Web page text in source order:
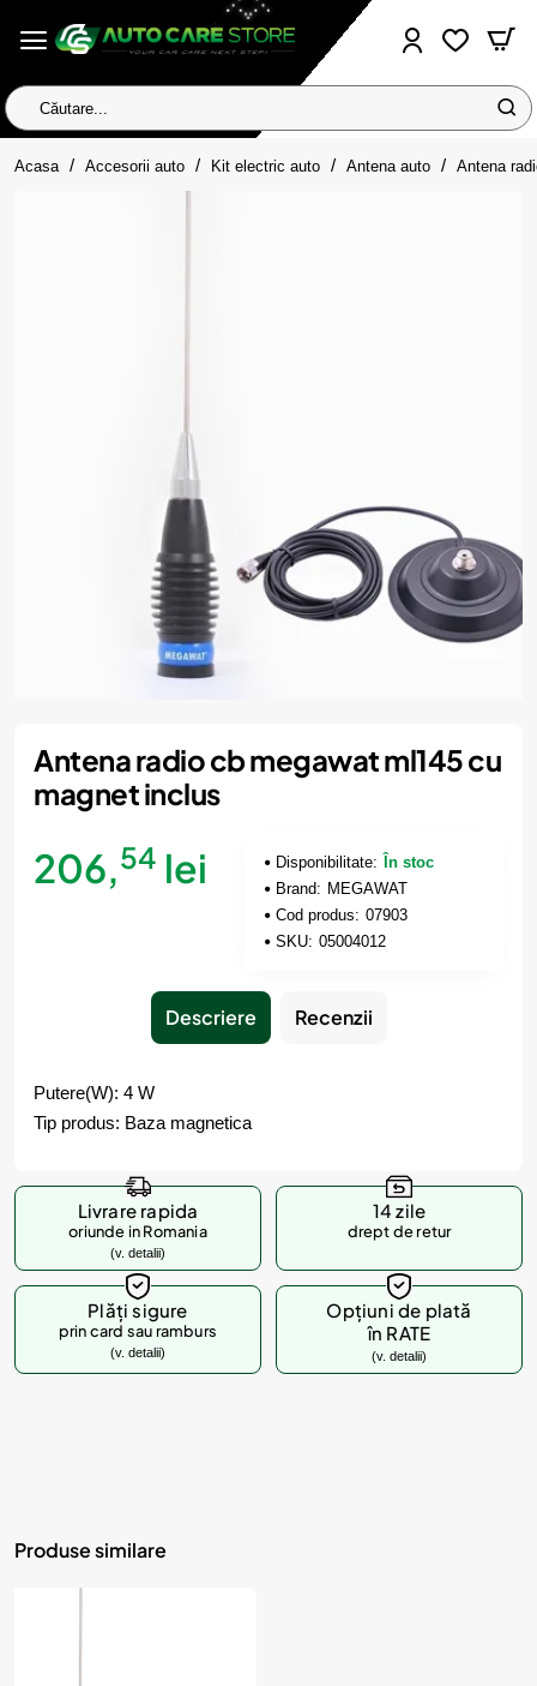
Căutare...
Acasa homeAccesorii auto Kit electric auto Antena auto Antena
Antena radio cb megawat ml145 cu
magnet inclus
206,54 lei Disponibilitate:
În stoc
Brand: MEGAWAT
Cod produs: 07903
SKU: 05004012
Descriere Recenzii
Putere(W): 4 W
Tip produs: Baza magnetica
Livrare rapida
oriunde in Romania
(v. detalii)
14 zile
drept de retur
Plăți sigure
prin card sau ramburs
(v. detalii)
Opțiuni de plată
în RATE
(v. detalii)
Produse similare